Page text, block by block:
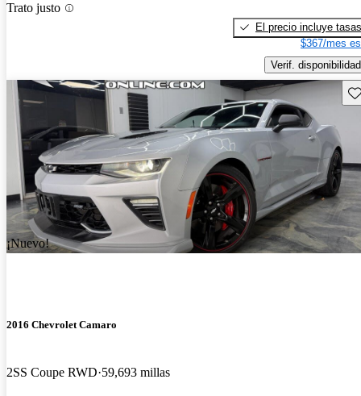
Trato justo
El precio incluye tasas
$367/mes
Verif. disponibilidad
¡Nuevo!
2016 Chevrolet Camaro
2SS Coupe RWD 59,693 millas